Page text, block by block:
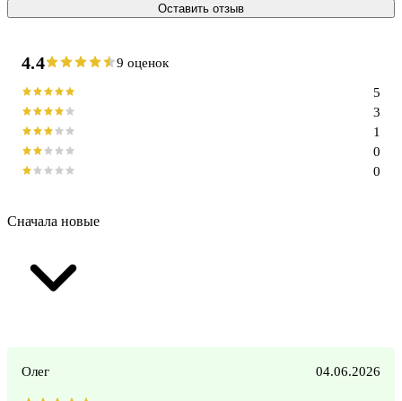
Оставить отзыв
4.4 9 оценок
0
0
1
3
5
Сначала новые
Олег 04.06.2026